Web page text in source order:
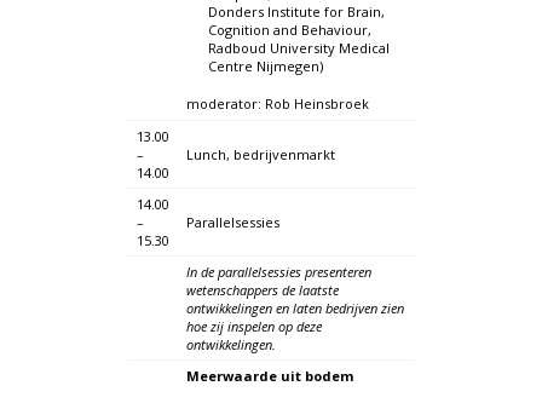
Donders Institute for Brain,
Cognition and Behaviour,
Radboud University Medical
Centre Nijmegen)
moderator: Rob Heinsbroek
13.00
–
14.00
Lunch, bedrijvenmarkt
14.00
–
15.30
Parallelsessies
In de parallelsessies presenteren
wetenschappers de laatste
ontwikkelingen en laten bedrijven zien
hoe zij inspelen op deze
ontwikkelingen.
Meerwaarde uit bodem